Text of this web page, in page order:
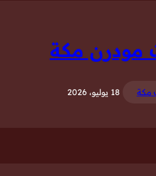
مودرن مكة
مكة 18 يوليو، 2026